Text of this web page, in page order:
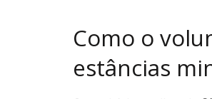
Como o
estâncias